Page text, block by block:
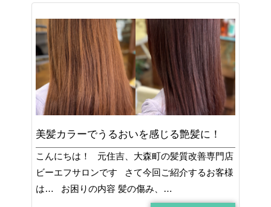
美髪カラーでうるおいを感じる艶髪に！
こんにちは！ 元住吉、大森町の髪質改善専門店
ビーエフサロンです さて今回ご紹介するお客様
は… お困りの内容 髪の傷み、…